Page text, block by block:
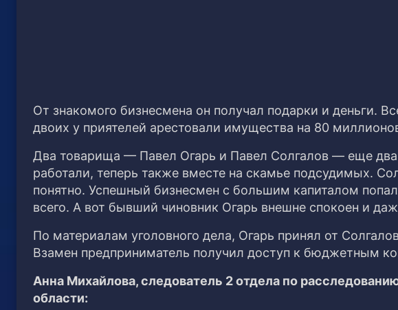
От знакомого бизнесмена он получал подарки и деньги.
двоих у приятелей арестовали имущества на 80
Два товарища — Павел Огарь и Павел Солгалов — еще два
работали, теперь также вместе на скамье подсудимых.
понятно. Успешный бизнесмен с большим капиталом
всего. А вот бывший чиновник Огарь внешне спокоен и
По материалам уголовного дела, Огарь принял от
Взамен предприниматель получил доступ к бюджетным
Анна Михайлова, следователь 2 отдела по
области: